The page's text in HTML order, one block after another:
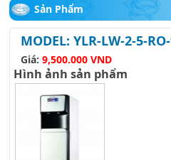
Sản Phẩm
MODEL: YLR-LW-2-5-
Giá: 9,500.000 VND
Hình ảnh sản phẩm